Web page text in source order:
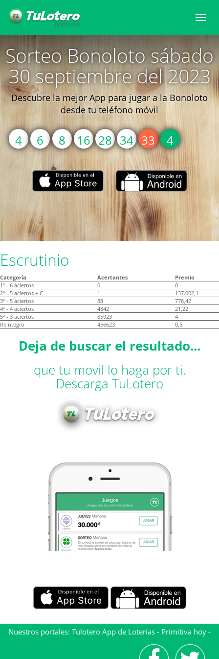
Sorteo Bonoloto sábado
30 septiembre del 2023
Descubre la mejor App para jugar a la Bonoloto
desde tu teléfono móvil
4 6 8 16 28 34 33 4
Escrutinio
Categoría Acertantes
Premio
1ª - 6 aciertos
0
0
2ª - 5 aciertos + C
1
137.002,1
3ª - 5 aciertos
88
778,42
4ª - 4 aciertos
4842
21,22
5ª - 3 aciertos
85923
4
Reintegro
456623 0,5
Deja de buscar el resultado...
que tu movil lo haga por ti.
Descarga TuLotero
Nuestros portales: Tulotero App de Loterias - Primitiva hoy -